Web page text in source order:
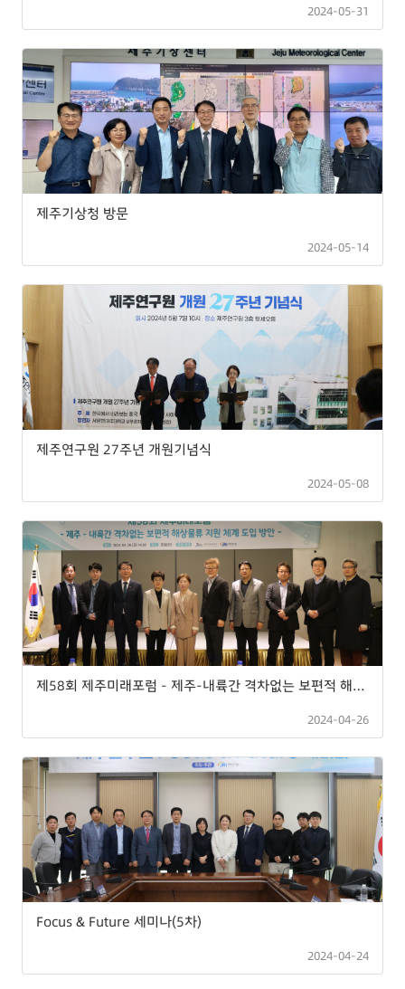
2024-05-31
제주기상청 방문
2024-05-14
제주연구원 27주년 개원기념식
2024-05-08
제58회 제주미래포럼 - 제주-내륙간 격차없는 보편적 해상물류 지원 체계 도입 방안 -
2024-04-26
Focus & Future 세미나(5차)
2024-04-24